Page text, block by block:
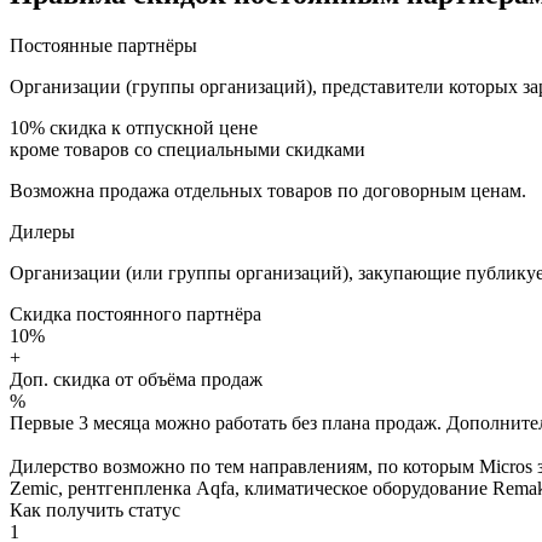
Постоянные партнёры
Организации (группы организаций), представители которых
10% скидка к отпускной цене
кроме товаров со специальными скидками
Возможна продажа отдельных товаров по договорным ценам.
Дилеры
Организации (или группы организаций), закупающие
Скидка постоянного партнёра
10%
+
Доп. скидка от объёма продаж
%
Первые 3 месяца можно работать без плана продаж.
Дилерство возможно по тем направлениям, по которым Micros
Zemic, рентгенпленка Aqfa, климатическое оборудование
Как получить статус
1